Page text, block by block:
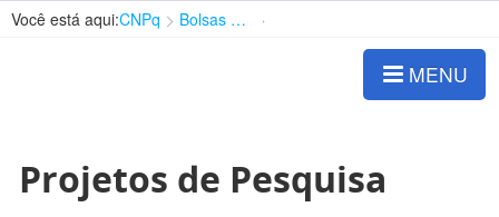
Você está aqui:CNPq Bolsas e Auxílios Vigentes
MENU
Projetos de Pesquisa